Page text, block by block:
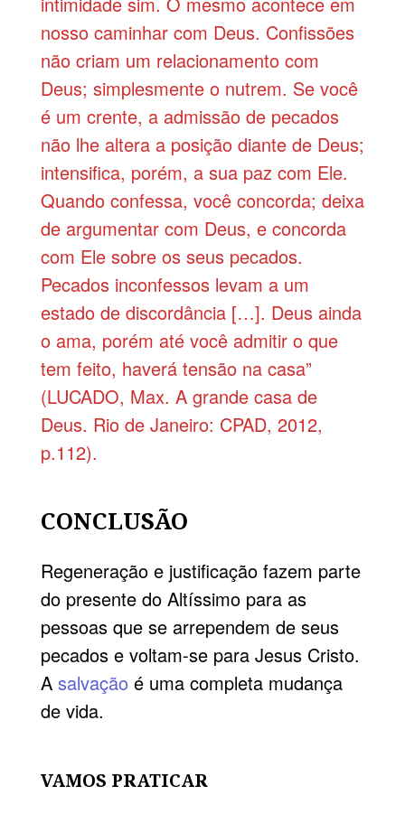
nosso caminhar com Deus. Confissões
não criam um relacionamento com
Deus; simplesmente o nutrem. Se você
é um crente, a admissão de pecados
não lhe altera a posição diante de Deus;
intensifica, porém, a sua paz com Ele.
Quando confessa, você concorda; deixa
de argumentar com Deus, e concorda
com Ele sobre os seus pecados.
Pecados inconfessos levam a um
estado de discordância […]. Deus ainda
o ama, porém até você admitir o que
tem feito, haverá tensão na casa”
(LUCADO, Max. A grande casa de
Deus. Rio de Janeiro: CPAD, 2012,
p.112).
CONCLUSÃO
Regeneração e justificação fazem parte
do presente do Altíssimo para as
pessoas que se arrependem de seus
pecados e voltam-se para Jesus Cristo.
A salvaçãoé uma completa mudança
de vida.
VAMOS PRATICAR